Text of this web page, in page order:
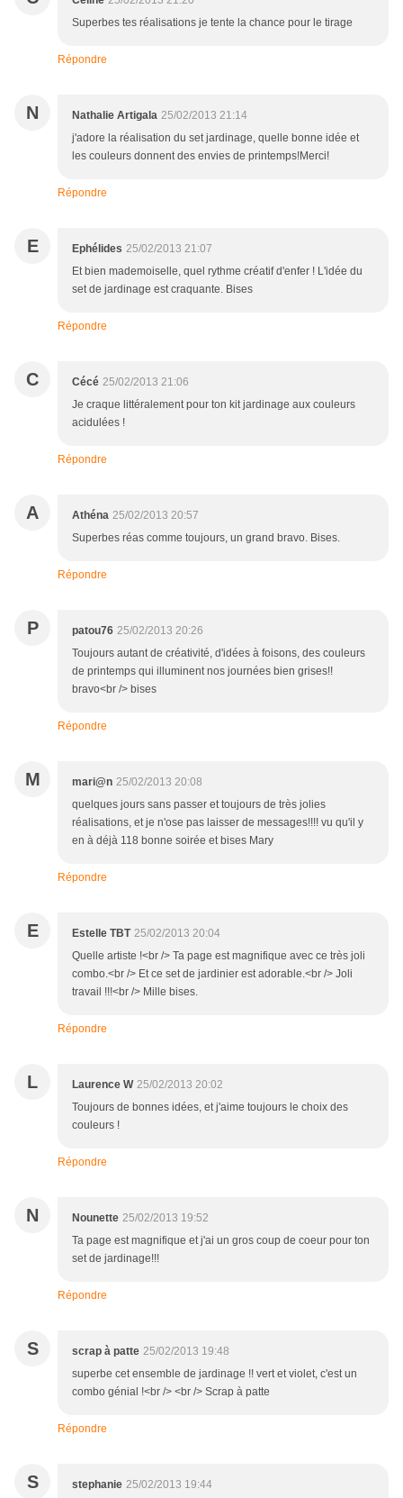
Superbes tes réalisations je tente la chance pour le tirage
Répondre
N Nathalie Artigala 25/02/2013 21:14
j'adore la réalisation du set jardinage, quelle bonne idée et
les couleurs donnent des envies de printemps!Merci!
Répondre
E Ephélides 25/02/2013 21:07
Et bien mademoiselle, quel rythme créatif d'enfer ! L'idée du
set de jardinage est craquante. Bises
Répondre
C Cécé 25/02/2013 21:06
Je craque littéralement pour ton kit jardinage aux couleurs
acidulées !
Répondre
A Athéna 25/02/2013 20:57
Superbes réas comme toujours, un grand bravo. Bises.
Répondre
P patou76 25/02/2013 20:26
Toujours autant de créativité, d'idées à foisons, des couleurs
de printemps qui illuminent nos journées bien grises!!
bravo<br /> bises
Répondre
M mari@n 25/02/2013 20:08
quelques jours sans passer et toujours de très jolies
réalisations, et je n'ose pas laisser de messages!!!! vu qu'il y
en à déjà 118 bonne soirée et bises Mary
Répondre
E Estelle TBT 25/02/2013 20:04
Quelle artiste !<br /> Ta page est magnifique avec ce très joli
combo.<br /> Et ce set de jardinier est adorable.<br /> Joli
travail !!!<br /> Mille bises.
Répondre
L Laurence W 25/02/2013 20:02
Toujours de bonnes idées, et j'aime toujours le choix des
couleurs !
Répondre
N Nounette 25/02/2013 19:52
Ta page est magnifique et j'ai un gros coup de coeur pour ton
set de jardinage!!!
Répondre
S scrap à patte 25/02/2013 19:48
superbe cet ensemble de jardinage !! vert et violet, c'est un
combo génial !<br /> <br /> Scrap à patte
Répondre
S stephanie 25/02/2013 19:44